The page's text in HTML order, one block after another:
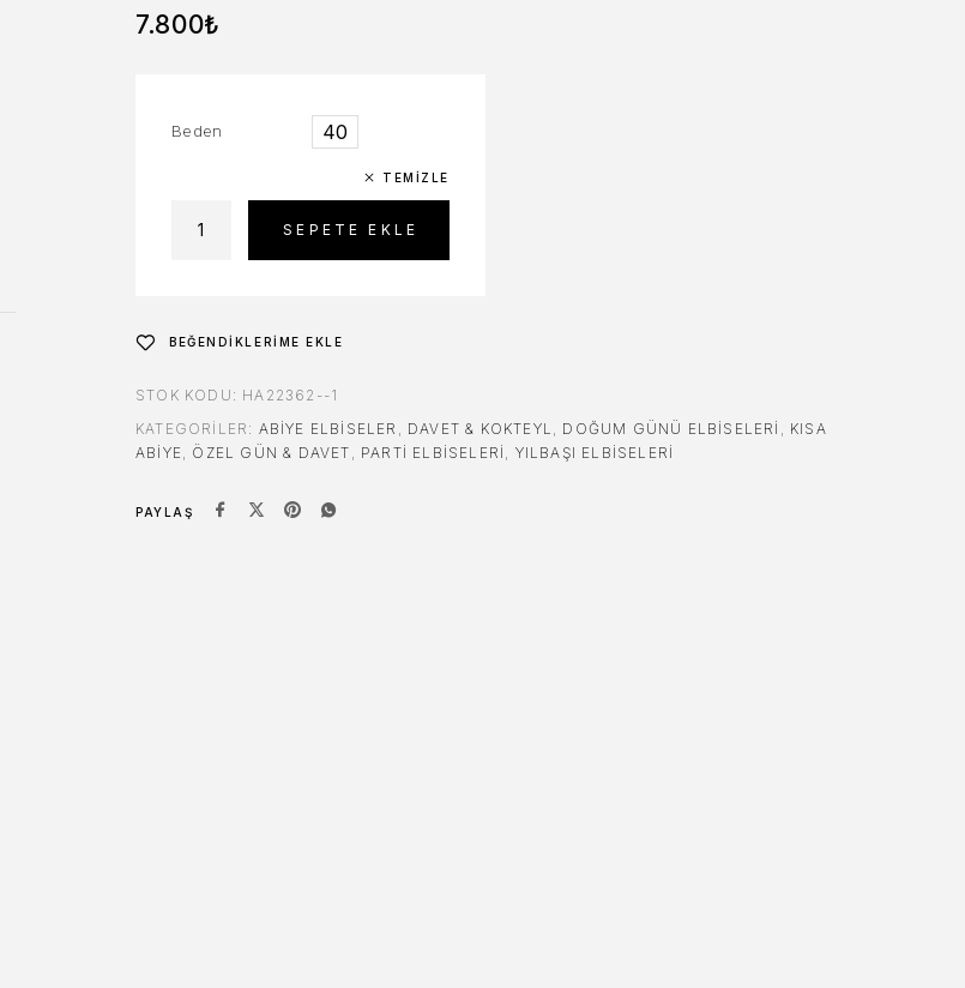
7.800₺
Beden 40
TEMIZLE
SEPETE EKLE
BEĞENDIKLERIME EKLE
STOK KODU: HA22362--1
KATEGORILER: ABIYE ELBISELER , DAVET & KOKTEYL , DOĞUM GÜNÜ ELBISELERI , KISA
ABIYE, ÖZEL GÜN & DAVET , PARTI ELBISELERI , YILBAŞI ELBISELERI
PAYLAŞ